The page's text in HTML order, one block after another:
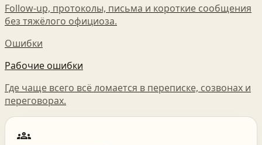
Follow-up, протоколы, письма и короткие сообщения
без тяжёлого официоза.
Ошибки
Рабочие ошибки
Где чаще всего всё ломается в переписке, созвонах и
переговорах.
groups